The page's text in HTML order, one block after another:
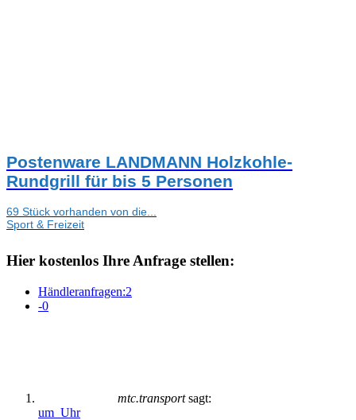
Postenware LANDMANN Holzkohle-
Rundgrill für bis 5 Personen
69 Stück vorhanden von die...
Sport & Freizeit
Hier kostenlos Ihre Anfrage stellen:
Händleranfragen:2
-0
mtc.transport sagt:
um Uhr